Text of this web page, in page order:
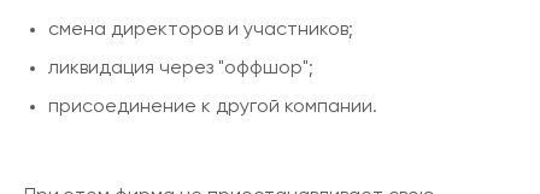
смена директоров и участников;
ликвидация через "оффшор";
присоединение к другой компании.